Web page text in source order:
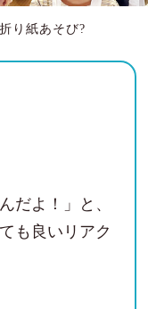
折り紙あそび?
だよ！」と、
も良いリアク